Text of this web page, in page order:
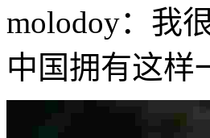
molodoy：我
中国拥有这样